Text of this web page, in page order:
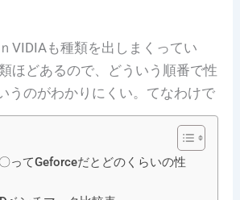
VIDIAも種類を出しまくってい
ほどあるので、どういう順番で性
うのがわかりにくい。てなわけで
〇ってGeforceだとどのくらいの性